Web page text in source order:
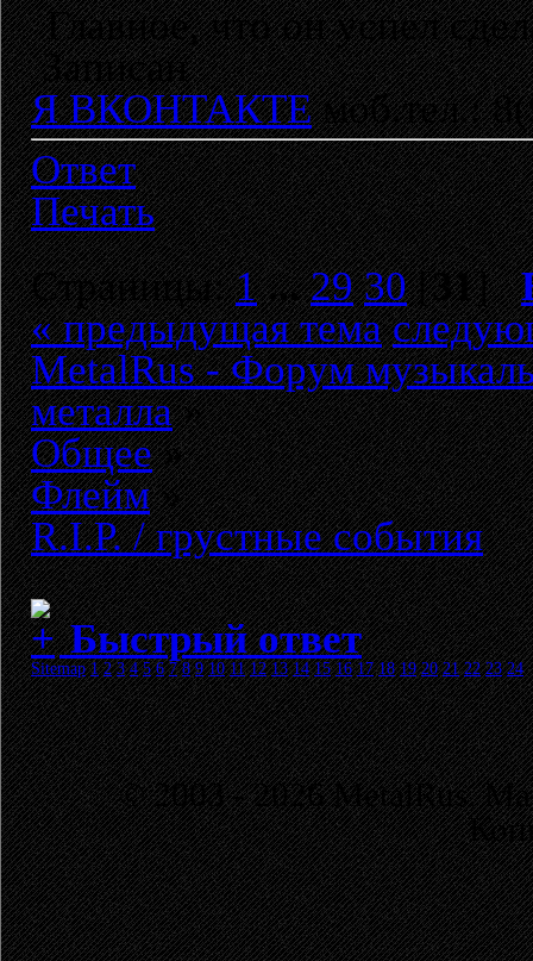
Главное, что он успел
Записан
Я ВКОНТАКТЕмоб.тел.:
Ответ
Печать
Страницы:1 ...29 30[31]
« предыдущая тема
MetalRus - Форум
металла»
Общее»
Флейм»
R.I.P. / грустные события
Быстрый ответ
Sitemap 1 2 3 4 5 6 7 8 9 10 11 12 13 14 15 16 17 18 19 20 21 22 23 24
© 2003 - 2026 MetalRus.